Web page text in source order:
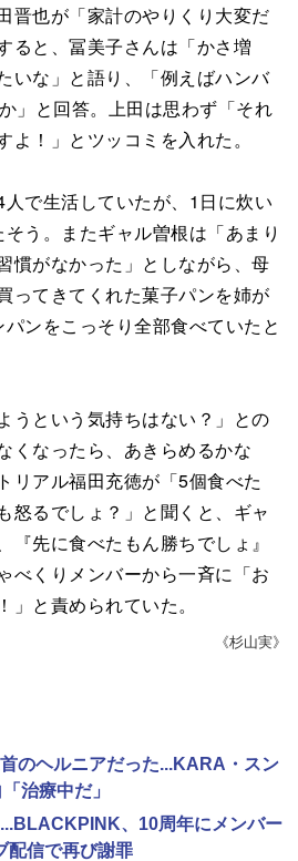
晋也が「家計のやりくり大変だ
ると、冨美子さんは「かさ増
いな」と語り、「例えばハンバ
」と回答。上田は思わず「それ
よ！」とツッコミを入れた。
で生活していたが、1日に炊い
う。またギャル曽根は「あまり
慣がなかった」としながら、母
ってきてくれた菓子パンを姉が
ンをこっそり全部食べていたと
うという気持ちはない？」との
くなったら、あきらめるかな
リアル福田充徳が「5個食べた
怒るでしょ？」と聞くと、ギャ
『先に食べたもん勝ちでしょ』
べくりメンバーから一斉に「お
と責められていた。
《杉山実》
のヘルニアだった...KARA・スン
治療中だ」
、10周年にメンバー
配信で再び謝罪